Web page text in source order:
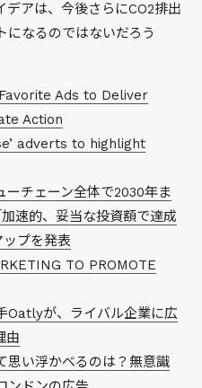
デアは、今後さらにCO2排出
になるのではないだろう
Ads to Deliver
Action
adverts to highlight
ーチェーン全体で2030年ま
速的、妥当な投資額で達成
プを発表
TO PROMOTE
Oatlyが、ライバル企業に広
由
思い浮かべるのは？無意識